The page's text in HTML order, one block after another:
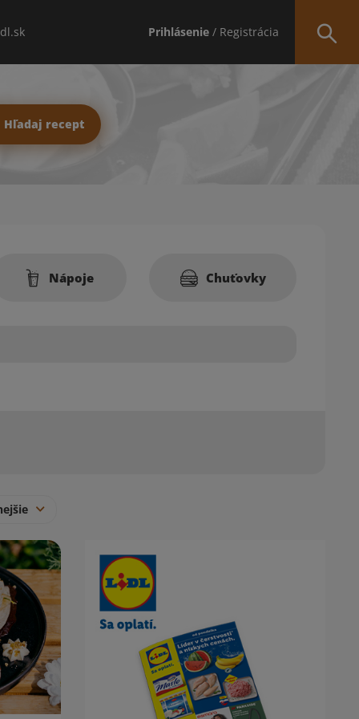
Prihlásenie / Registrácia
Hľadaj recept
Nápoje Chuťovky